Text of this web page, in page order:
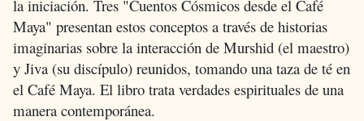
la iniciación. Tres "Cuentos Cósmicos desde el Café
Maya" presentan estos conceptos a través de historias
imaginarias sobre la interacción de Murshid (el maestro)
y Jiva (su discípulo) reunidos, tomando una taza de té en
el Café Maya. El libro trata verdades espirituales de una
manera contemporánea.